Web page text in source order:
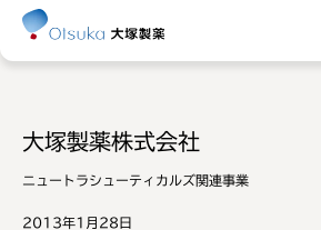
大塚製薬株式会社
ニュートラシューティカルズ関連事業
2013年1月28日